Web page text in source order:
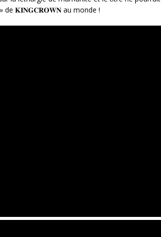
» de 𝐊𝐈𝐍𝐆𝐂𝐑𝐎𝐖𝐍 au monde !